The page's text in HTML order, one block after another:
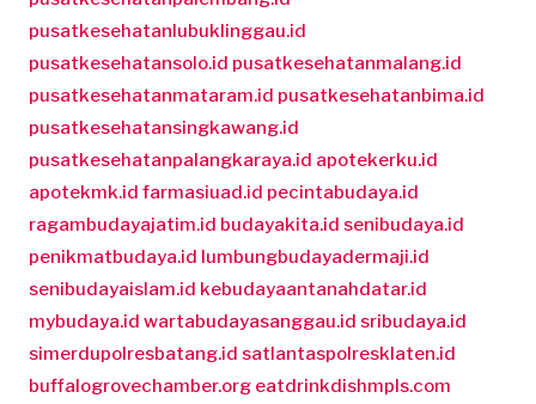
pusatkesehatanlubuklinggau.id
pusatkesehatansolo.id pusatkesehatanmalang.id
pusatkesehatanmataram.id pusatkesehatanbima.id
pusatkesehatansingkawang.id
pusatkesehatanpalangkaraya.id apotekerku.id
apotekmk.id farmasiuad.id pecintabudaya.id
ragambudayajatim.id budayakita.id senibudaya.id
penikmatbudaya.id lumbungbudayadermaji.id
senibudayaislam.id kebudayaantanahdatar.id
mybudaya.id wartabudayasanggau.id sribudaya.id
simerdupolresbatang.id satlantaspolresklaten.id
buffalogrovechamber.org eatdrinkdishmpls.com